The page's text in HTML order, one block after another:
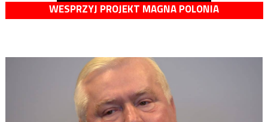
WESPRZYJ PROJEKT MAGNA POLONIA